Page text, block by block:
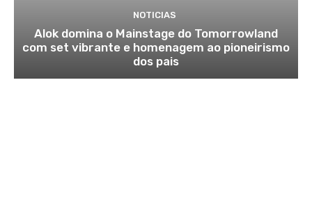
NOTICIAS
Alok domina o Mainstage do Tomorrowland
com set vibrante e homenagem ao pioneirismo
dos pais